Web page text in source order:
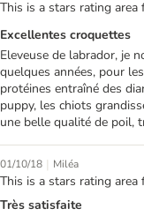
This is a stars rating
Excellentes croquettes
Eleveuse de labrador, je
quelques années, pour
protéines entraîné des
puppy, les chiots
une belle qualité de poil,
01/10/18 | Miléa
This is a stars rating
Très satisfaite